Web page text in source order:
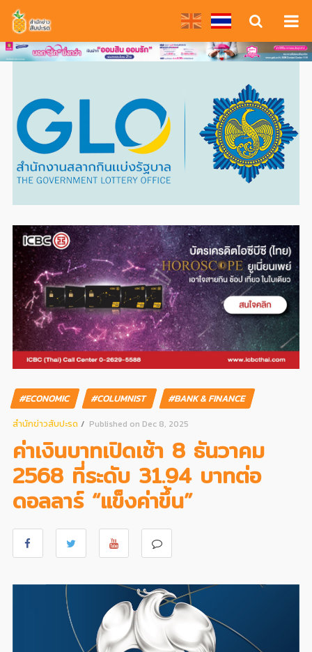
#ECONOMIC #COLUMNIST
#BANK & FINANCE
สํานักข่าวสับปะรด
Published on Dec 8, 2025
ค่าเงินบาทเปิดเช้า 8 ธันวาคม
2568 ที่ระดับ 31.94 บาทต่อ
ดอลลาร์ “แข็งค่าขึ้น”